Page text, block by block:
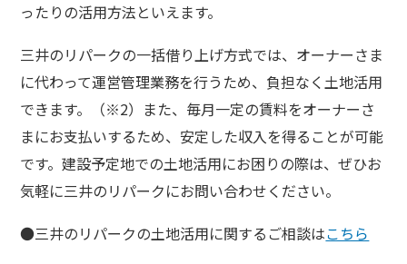
ったりの活用方法といえます。
三井のリパークの一括借り上げ方式では、オーナーさま
に代わって運営管理業務を行うため、負担なく土地活用
できます。（※2）また、毎月一定の賃料をオーナーさ
まにお支払いするため、安定した収入を得ることが可能
です。建設予定地での土地活用にお困りの際は、ぜひお
気軽に三井のリパークにお問い合わせください。
●三井のリパークの土地活用に関するご相談はこちら